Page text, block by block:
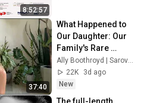
8:52:57
37:40
What Happened to
Our Daughter: Our
Family's Rare
Medical
Emergency
22K
3d ago
New
The full-length